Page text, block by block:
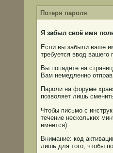
Потеря пароля
Я забыл своё имя
Если вы забыли ваше
требуется ввод вашего
Вы попадёте на
Вам немедленно
Пароли на форуме
позволяет лишь
Чтобы письмо с
течение нескольких
имеется).
Внимание: код
лишь для того, чтобы